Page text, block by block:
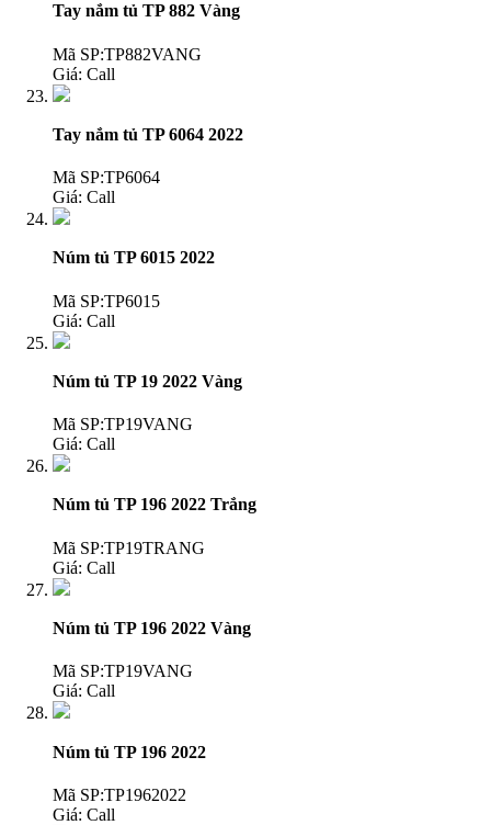
Tay nắm tủ TP 882 Vàng
Mã SP:TP882VANG
Giá: Call
Tay nắm tủ TP 6064 2022
Mã SP:TP6064
Giá: Call
Núm tủ TP 6015 2022
Mã SP:TP6015
Giá: Call
Núm tủ TP 19 2022 Vàng
Mã SP:TP19VANG
Giá: Call
Núm tủ TP 196 2022 Trắng
Mã SP:TP19TRANG
Giá: Call
Núm tủ TP 196 2022 Vàng
Mã SP:TP19VANG
Giá: Call
Núm tủ TP 196 2022
Mã SP:TP1962022
Giá: Call